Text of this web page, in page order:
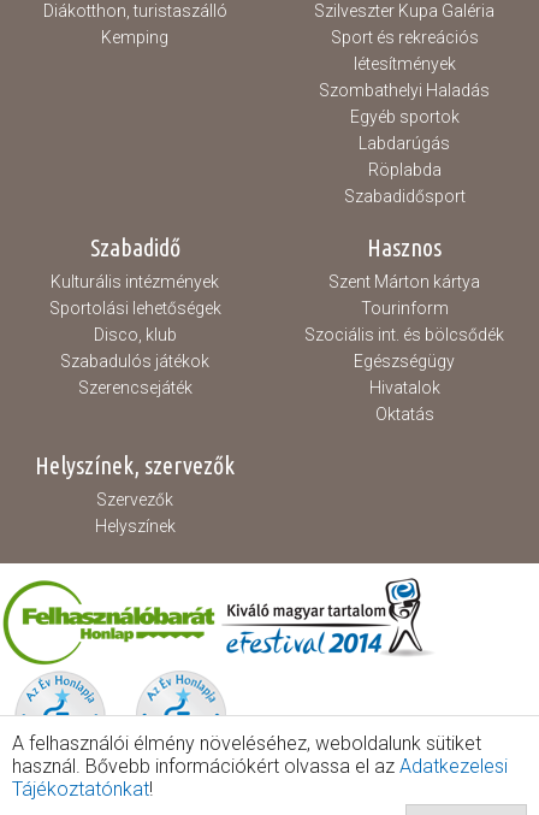
Diákotthon, turistaszálló
Kemping
Szilveszter Kupa Galéria
Sport és rekreációs
létesítmények
Szombathelyi Haladás
Egyéb sportok
Labdarúgás
Röplabda
Szabadidősport
Szabadidő
Kulturális intézmények
Sportolási lehetőségek
Disco, klub
Szabadulós játékok
Szerencsejáték
Hasznos
Szent Márton kártya
Tourinform
Szociális int. és bölcsődék
Egészségügy
Hivatalok
Oktatás
Helyszínek, szervezők
Szervezők
Helyszínek
A felhasználói élmény növeléséhez, weboldalunk sütiket
használ. Bővebb információkért olvassa el az Adatkezelesi
Tájékoztatónkat!